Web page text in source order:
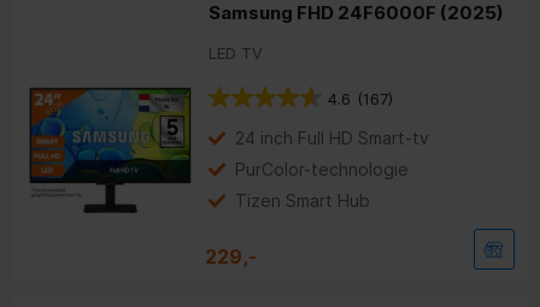
Samsung FHD 24F6000F (2025)
LED TV
4.6 (167)
24 inch Full HD Smart-tv
PurColor-technologie
Tizen Smart Hub
229,-